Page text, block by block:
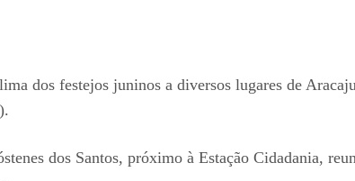
dos festejos juninos a diversos lugares de
dos Santos, próximo à Estação Cidadania,